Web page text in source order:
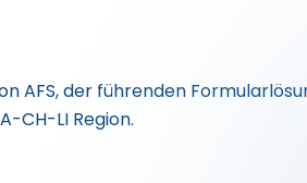
AFS, der führenden
CH-LI Region.